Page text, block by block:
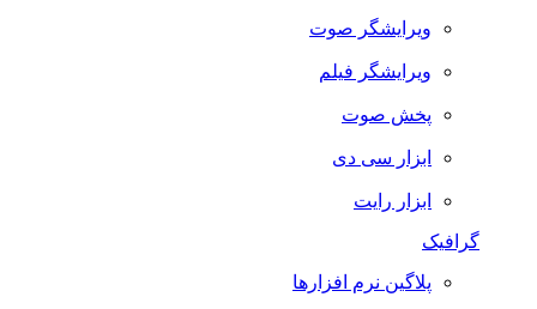
ویرایشگر صوت
ویرایشگر فیلم
پخش صوت
ابزار سی دی
ابزار رایت
گرافیک
پلاگین نرم افزارها